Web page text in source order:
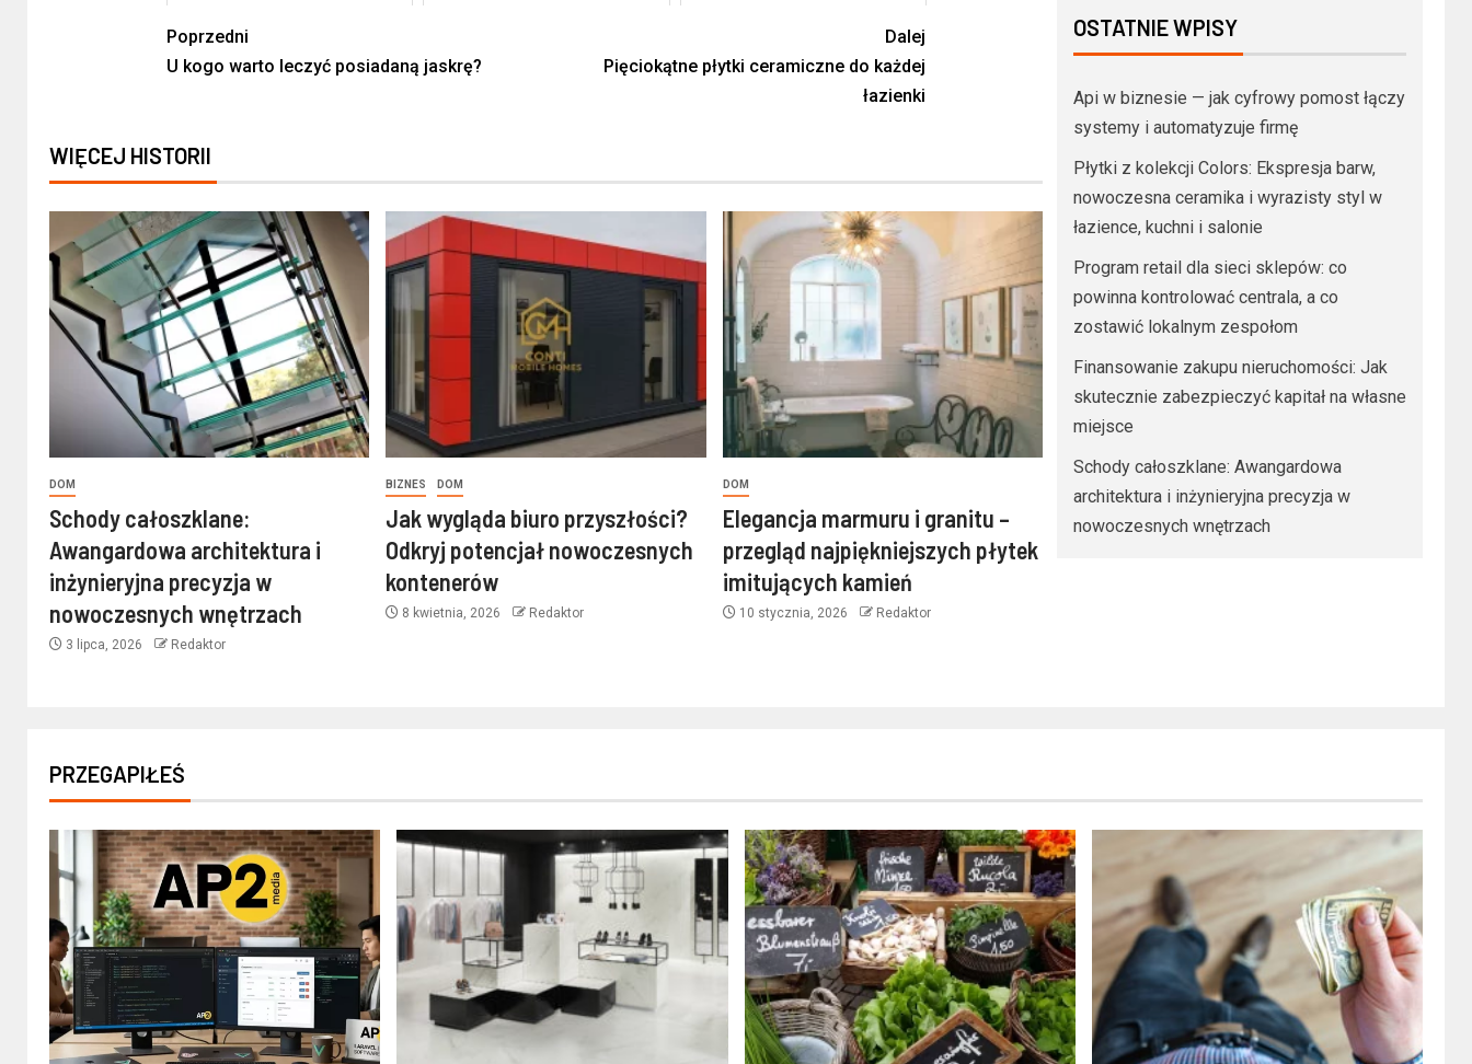
Poprzedni
U kogo warto leczyć posiadaną jaskrę?
Dalej
Pięciokątne płytki ceramiczne do każdej
łazienki
WIĘCEJ HISTORII
DOM
Schody całoszklane:
Awangardowa architektura i
inżynieryjna precyzja w
nowoczesnych wnętrzach
3 lipca, 2026 Redaktor
BIZNES DOM
Jak wygląda biuro przyszłości?
Odkryj potencjał nowoczesnych
kontenerów
8 kwietnia, 2026 Redaktor
DOM
Elegancja marmuru i granitu –
przegląd najpiękniejszych płytek
imitujących kamień
10 stycznia, 2026 Redaktor
OSTATNIE WPISY
Api w biznesie — jak cyfrowy pomost łączy
systemy i automatyzuje firmę
Płytki z kolekcji Colors: Ekspresja barw,
nowoczesna ceramika i wyrazisty styl w
łazience, kuchni i salonie
Program retail dla sieci sklepów: co
powinna kontrolować centrala, a co
zostawić lokalnym zespołom
Finansowanie zakupu nieruchomości: Jak
skutecznie zabezpieczyć kapitał na własne
miejsce
Schody całoszklane: Awangardowa
architektura i inżynieryjna precyzja w
nowoczesnych wnętrzach
PRZEGAPIŁEŚ